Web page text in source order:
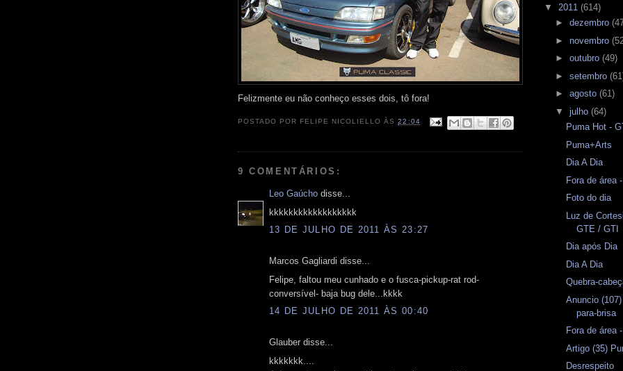
Felizmente eu não conheço esses dois, tô fora!
POSTADO POR FELIPE NICOLIELLO ÀS22:04
9 COMENTÁRIOS:
Leo Gaúcho disse...
kkkkkkkkkkkkkkkkkk
13 DE JULHO DE 2011 ÀS 23:27
Marcos Gagliardi disse...
Felipe, faltou meu cunhado e o fusca-pickup-rat rod-
conversível- baja bug dele...kkkk
14 DE JULHO DE 2011 ÀS 00:40
Glauber disse...
kkkkkkk....
▼ 2011 (614)
► dezembro
► novembro
► outubro (49)
► setembro
► agosto (61)
▼ julho (64)
Puma Hot -
Puma+Arts
Dia A Dia
Fora de área
Foto do dia
Luz de
GTE / GTI
Dia após Dia
Dia A Dia
Quebra-
Anuncio
para-brisa
Fora de área
Artigo (35)
Desrespeito